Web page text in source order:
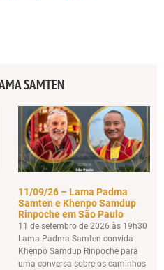
SAMTEN
11/09/26 – Lama Padma
Samten e Khenpo Samdup
Rinpoche em São Paulo
11 de setembro de 2026 às 19h30
Lama Padma Samten convida
Khenpo Samdup Rinpoche para
uma conversa sobre os caminhos